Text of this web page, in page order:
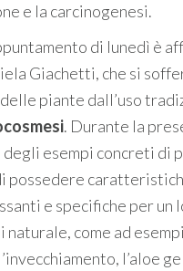
e la carcinogenesi.
di lunedì è
Giachetti, che si
piante dall’uso
. Durante la
esempi concreti di
possedere
e specifiche per un
naturale, come ad
l’aloe